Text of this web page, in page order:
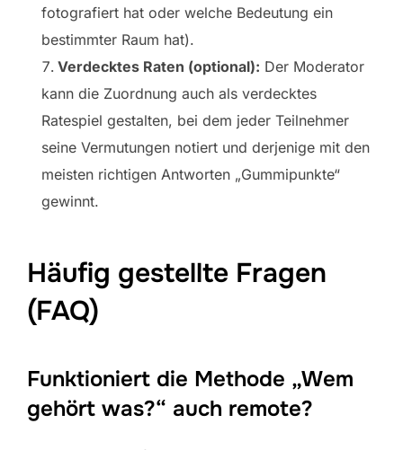
fotografiert hat oder welche Bedeutung ein
bestimmter Raum hat).
Verdecktes Raten (optional): Der Moderator
kann die Zuordnung auch als verdecktes
Ratespiel gestalten, bei dem jeder Teilnehmer
seine Vermutungen notiert und derjenige mit den
meisten richtigen Antworten „Gummipunkte“
gewinnt.
Häufig gestellte Fragen
(FAQ)
Funktioniert die Methode „Wem
gehört was?“ auch remote?